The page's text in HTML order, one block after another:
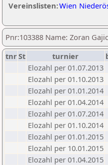
Vereinslisten:Wien
Pnr:103388 Name: Zoran Gajic
tnrSt turnier
Elozahl per 01.07.2013
Elozahl per 01.10.2013
Elozahl per 01.01.2014
Elozahl per 01.04.2014
Elozahl per 01.07.2014
Elozahl per 01.10.2014
Elozahl per 01.01.2015
Elozahl per 10.01.2015
Elozahl per 01.04.2015